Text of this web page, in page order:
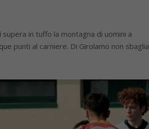
supera in tuffo la montagna di uomini a
punti al carniere. Di Girolamo non sbaglia